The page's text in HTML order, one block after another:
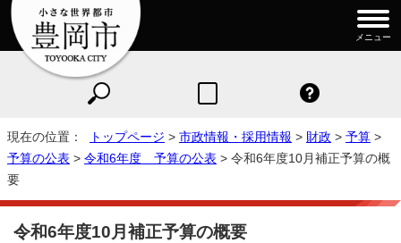
メニュー
現在の位置： トップページ > 市政情報・採用情報 > 財政 > 予算 >
予算の公表 > 令和6年度 予算の公表 > 令和6年度10月補正予算の概
要
令和6年度10月補正予算の概要